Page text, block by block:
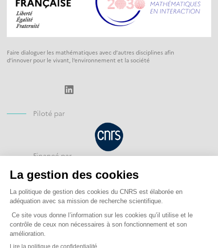
Faire dialoguer les mathématiques avec d’autres disciplines afin
d’innover pour le vivant, l’environnement et la société
LinkedIn
Piloté par
Financé par
Opéré par